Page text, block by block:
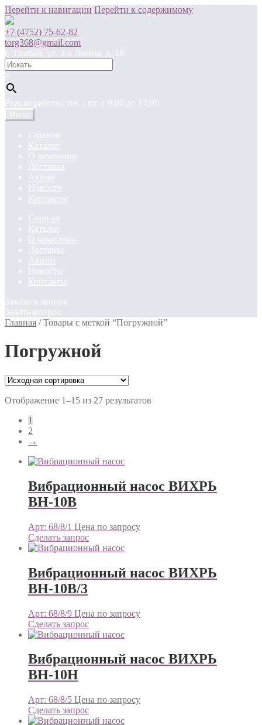
Перейти к навигации Перейти к содержимому
+7 (4752) 75-62-82
torg368@gmail.com
г. Тамбов, ул. 3-я Линия, д. 18
×
Режим работы: пн. - пт. c 9:00 до 17:00
Меню
Главная
Каталог
О компании
Доставка
Акции
Новости
Контакты
Главная
Каталог
О компании
Доставка
Акции
Новости
Контакты
Заказать звонок
Задать вопрос
Главная /Товары с меткой “Погружной”
Погружной
Отображение 1–15 из 27 результатов
1
2
→
Вибрационный насос ВИХРЬ
ВН-10В
Арт: 68/8/1 Цена по запросу
Сделать запрос
Вибрационный насос ВИХРЬ
ВН-10В/3
Арт: 68/8/9 Цена по запросу
Сделать запрос
Вибрационный насос ВИХРЬ
ВН-10Н
Арт: 68/8/5 Цена по запросу
Сделать запрос